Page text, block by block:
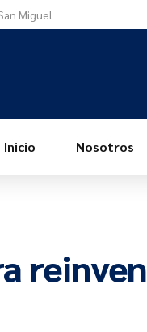
Miguel
Inicio Nosotros